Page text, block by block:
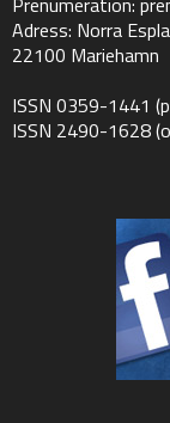
Adress: Norra
22100 Mariehamn
ISSN 0359-1441
ISSN 2490-1628